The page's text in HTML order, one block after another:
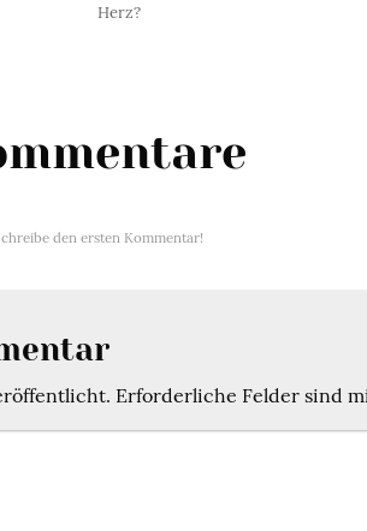
Herz?
den ersten Kommentar!
Erforderliche Felder sind